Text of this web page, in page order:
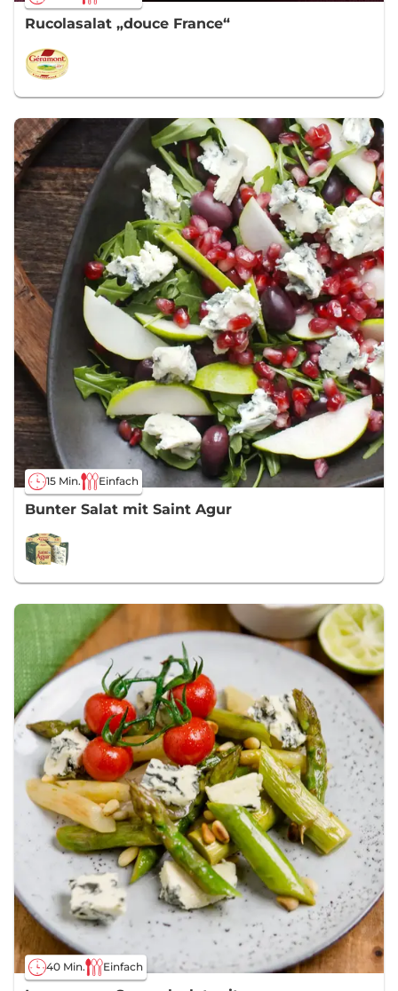
Rucolasalat „douce France“
15 Min. Einfach
Bunter Salat mit Saint Agur
40 Min. Einfach